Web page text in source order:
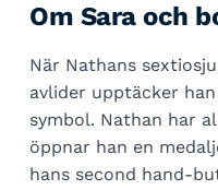
Om Sara och
När Nathans
avlider upptäcker
symbol. Nathan har
öppnar han en
hans second hand-